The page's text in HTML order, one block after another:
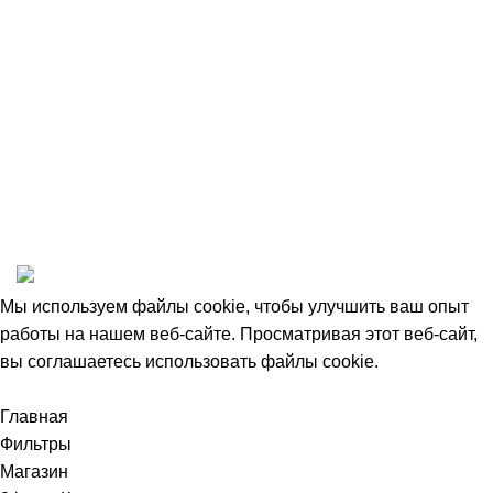
Мы используем файлы cookie, чтобы улучшить ваш опыт
работы на нашем веб-сайте. Просматривая этот веб-сайт,
вы соглашаетесь использовать файлы cookie.
Главная
Фильтры
Магазин